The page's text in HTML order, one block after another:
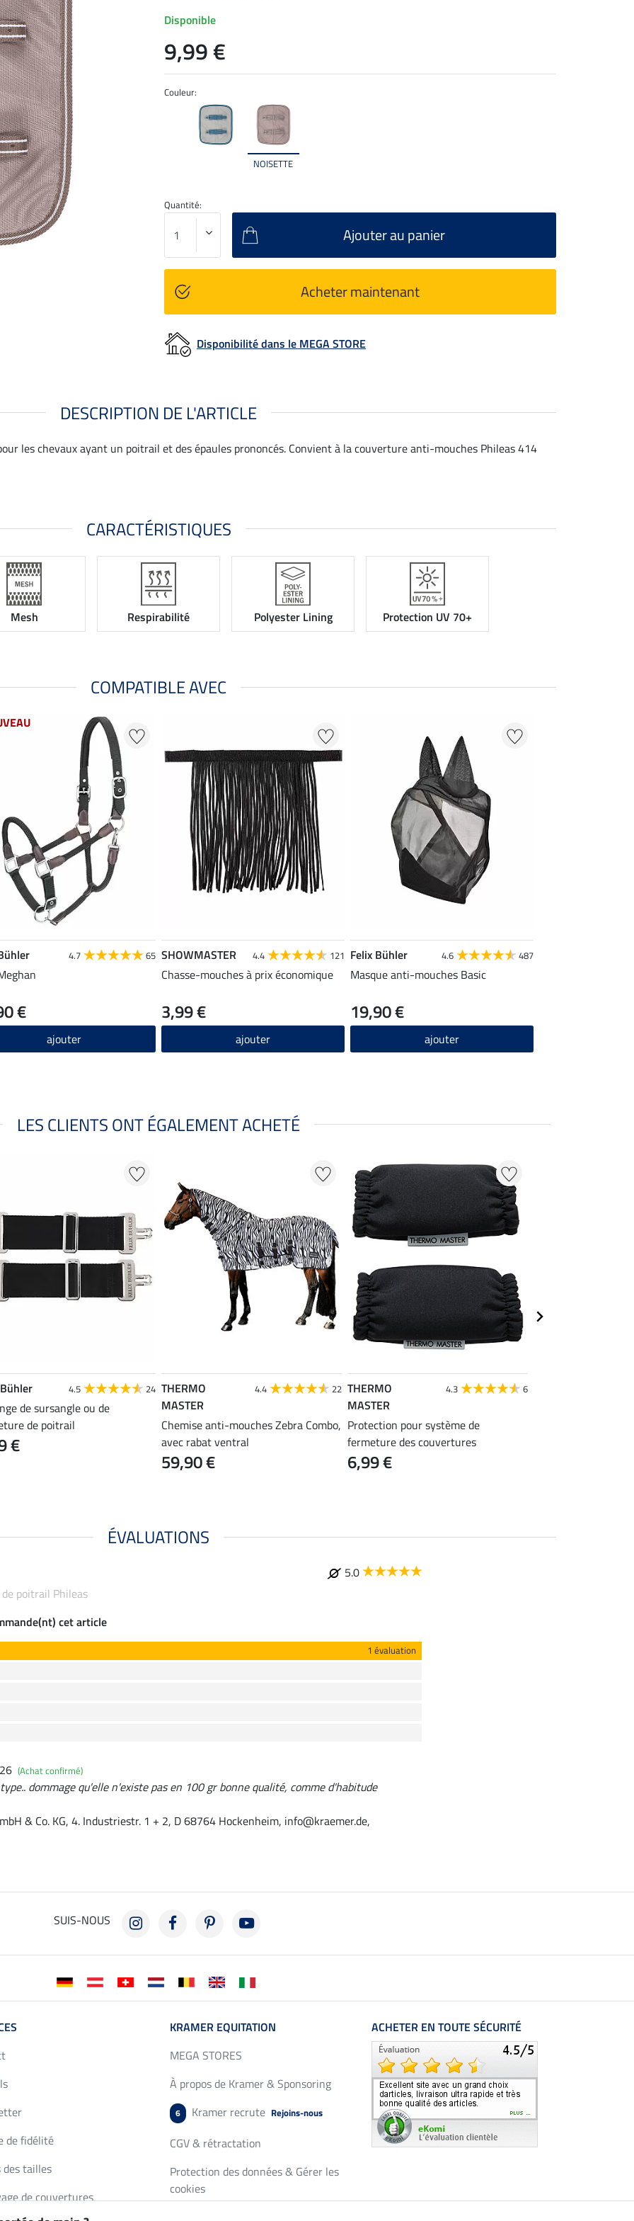
Couleur:
NOISETTE
Disponible
9,99 €
Quantité:
Ajouter au panier
Acheter maintenant
Disponibilité dans le MEGA STORE
DESCRIPTION DE L'ARTICLE
les chevaux ayant un poitrail et des épaules prononcés. Convient à la couverture anti-mouches Phileas 414
CARACTÉRISTIQUES
Mesh Respirabilité Polyester Lining Protection UV 70+
COMPATIBLE AVEC
4.7 65
€
ajouter
SHOWMASTER 4.4 121
Chasse-mouches à prix économique
3,99 €
ajouter
Felix Bühler 4.6 487
Masque anti-mouches Basic
19,90 €
ajouter
LES CLIENTS ONT ÉGALEMENT ACHETÉ
4.5 24
de sursangle ou de
de poitrail
€
THERMO
MASTER
4.4 22
Chemise anti-mouches Zebra Combo,
avec rabat ventral
59,90 €
THERMO
MASTER
4.3 6
Protection pour système de
fermeture des couvertures
6,99 €
ÉVALUATIONS
5.0
poitrail Phileas
cet article
1 évaluation
(Achat confirmé)
dommage qu'elle n'existe pas en 100 gr bonne qualité, comme d'habitude
& Co. KG, 4. Industriestr. 1 + 2, D 68764 Hockenheim, info@kraemer.de,
SUIS-NOUS
de fidélité
des tailles
de couvertures
KRAMER EQUITATION
MEGA STORES
À propos de Kramer & Sponsoring
6 Kramer recrute Rejoins-nous
CGV & rétractation
Protection des données & Gérer les
cookies
ACHETER EN TOUTE SÉCURITÉ